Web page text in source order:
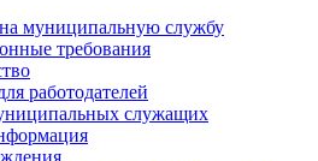
муниципальную службу
требования
работодателей
служащих